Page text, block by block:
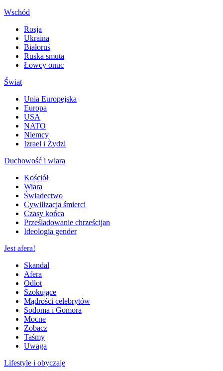
Wschód
Rosja
Ukraina
Białoruś
Ruska smuta
Łowcy onuc
Świat
Unia Europejska
Europa
USA
NATO
Niemcy
Izrael i Żydzi
Duchowość i wiara
Kościół
Wiara
Świadectwo
Cywilizacja śmierci
Czasy końca
Prześladowanie chrześcijan
Ideologia gender
Jest afera!
Skandal
Afera
Odlot
Szokujące
Mądrości celebrytów
Sodoma i Gomora
Mocne
Zobacz
Taśmy
Uwaga
Lifestyle i obyczaje